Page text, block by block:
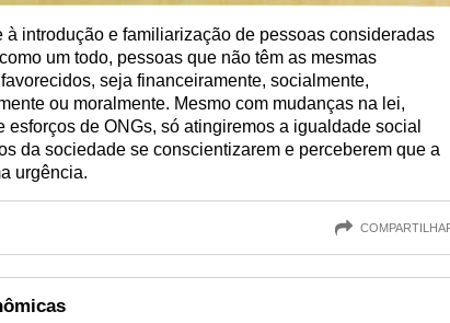
à introdução e familiarização de pessoas consideradas
um todo, pessoas que não têm as mesmas
seja financeiramente, socialmente,
ou moralmente. Mesmo com mudanças na lei,
esforços de ONGs, só atingiremos a igualdade social
da sociedade se conscientizarem e perceberem que a
urgência.